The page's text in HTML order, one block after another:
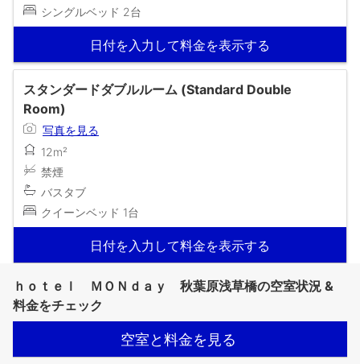
シングルベッド 2台
日付を入力して料金を表示する
スタンダードダブルルーム (Standard Double
Room)
写真を見る
12m²
禁煙
バスタブ
クイーンベッド 1台
日付を入力して料金を表示する
ｈｏｔｅｌ ＭＯＮｄａｙ 秋葉原浅草橋の空室状況 &
料金をチェック
空室と料金を見る